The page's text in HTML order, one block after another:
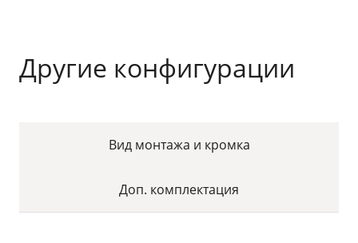
Другие конфигурации
Вид монтажа и кромка
Доп. комплектация